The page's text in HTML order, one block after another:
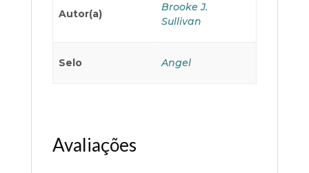
Autor(a)
Brooke J.
Sullivan
Selo Angel
Avaliações